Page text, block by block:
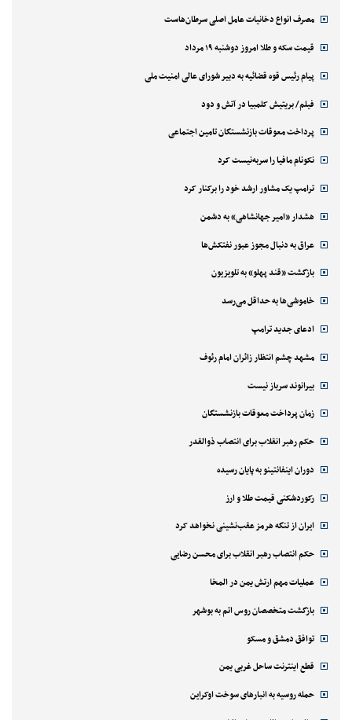
مصرف انواع دخانیات عامل اصلی سرطان‌هاست
قیمت سکه و طلا امروز دوشنبه ۱۹ مرداد
پیام رئیس قوه قضائیه به دبیر شورای عالی امنیت ملی
فیلم/ بریتیش کلمبیا در آتش و دود
پرداخت معوقات بازنشستگان تامین اجتماعی
نکونام مافیا را سربه‌نیست کرد
ترامپ یک مشاور ارشد خود را برکنار کرد
هشدار «امیر جهانشاهی» به دشمن
عراق به دنبال مجوز عبور نفتکش‌ها
بازگشت «قند پهلو» به تلویزیون
خاموشی‌ها به حداقل می‌رسد
ادعای جدید ترامپ
مشهد چشم انتظار زائران امام رئوف
بیرانوند سرباز نیست
زمان پرداخت معوقات بازنشستگان
حکم رهبر انقلاب برای انتصاب ذوالقدر
دوران اینفانتینو به پایان رسیده
رکوردشکنی قیمت طلا و ارز
ایران از تنگه هرمز عقب‌نشینی نخواهد کرد
حکم انتصاب رهبر انقلاب برای محسن رضایی
عملیات مهم ارتش یمن در المخا
بازگشت متخصصان روس اتم به بوشهر
توافق دمشق و مسکو
قطع اینترنت ساحل غربی یمن
حمله روسیه به انبارهای سوخت اوکراین